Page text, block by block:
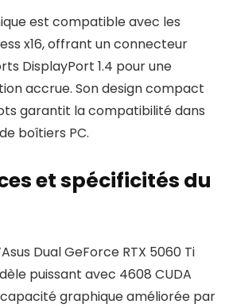
est compatible avec les
x16, offrant un connecteur
DisplayPort 1.4 pour une
accrue. Son design compact
garantit la compatibilité dans
boîtiers PC.
et spécificités du
Dual GeForce RTX 5060 Ti
puissant avec 4608 CUDA
graphique améliorée par